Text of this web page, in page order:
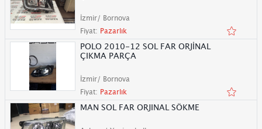
İzmir/ Bornova
Fiyat: Pazarlık
POLO 2010-12 SOL FAR ORJİNAL
ÇIKMA PARÇA
İzmir/ Bornova
Fiyat: Pazarlık
MAN SOL FAR ORJINAL SÖKME